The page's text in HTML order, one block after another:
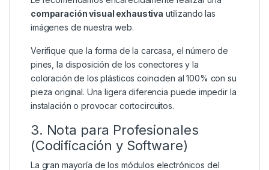
comparación visual exhaustiva utilizando las
imágenes de nuestra web.
Verifique que la forma de la carcasa, el número de
pines, la disposición de los conectores y la
coloración de los plásticos coinciden al 100% con su
pieza original. Una ligera diferencia puede impedir la
instalación o provocar cortocircuitos.
3. Nota para Profesionales
(Codificación y Software)
La gran mayoría de los módulos electrónicos del